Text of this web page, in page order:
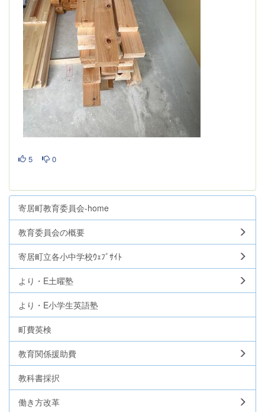
5 0
寄居町教育委員会-home
教育委員会の概要
寄居町立各小中学校ｳｪﾌﾞｻｲﾄ
より・E土曜塾
より・E小学生英語塾
町費英検
教育関係援助費
教科書採択
働き方改革